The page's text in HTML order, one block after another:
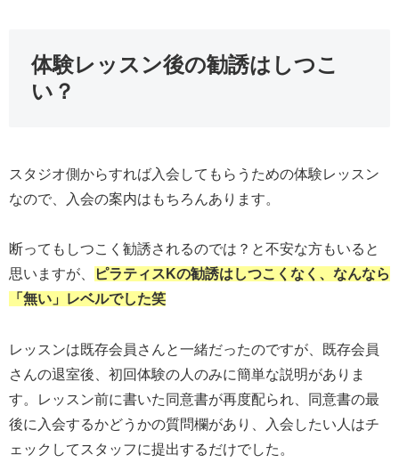
体験レッスン後の勧誘はしつこ
い？
スタジオ側からすれば入会してもらうための体験レッスン
なので、入会の案内はもちろんあります。
断ってもしつこく勧誘されるのでは？と不安な方もいると
思いますが、
ピラティスKの勧誘はしつこくなく、なんなら
「 無い 」レベルでした笑
レッスンは既存会員さんと一緒だったのですが、既存会員
さんの退室後、初回体験の人のみに簡単な説明がありま
す。レッスン前に書いた同意書が再度配られ、同意書の最
後に入会するかどうかの質問欄があり、入会したい人はチ
ェックしてスタッフに提出するだけでした。